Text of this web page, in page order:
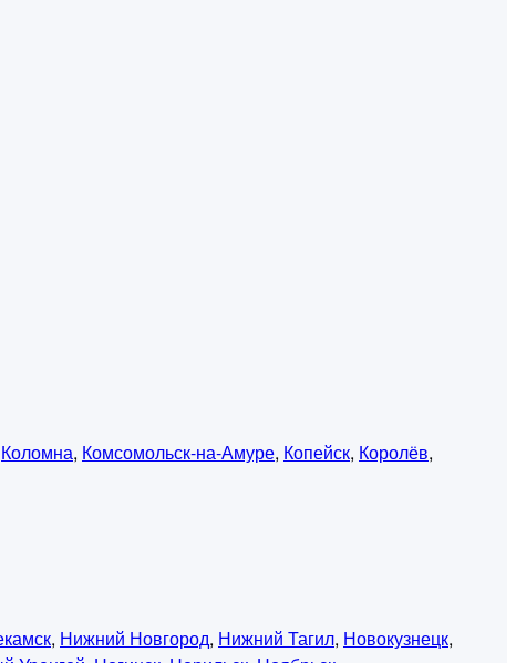
Коломна, Комсомольск-на-Амуре, Копейск, Королёв,
, Нижний Новгород, Нижний Тагил, Новокузнецк,